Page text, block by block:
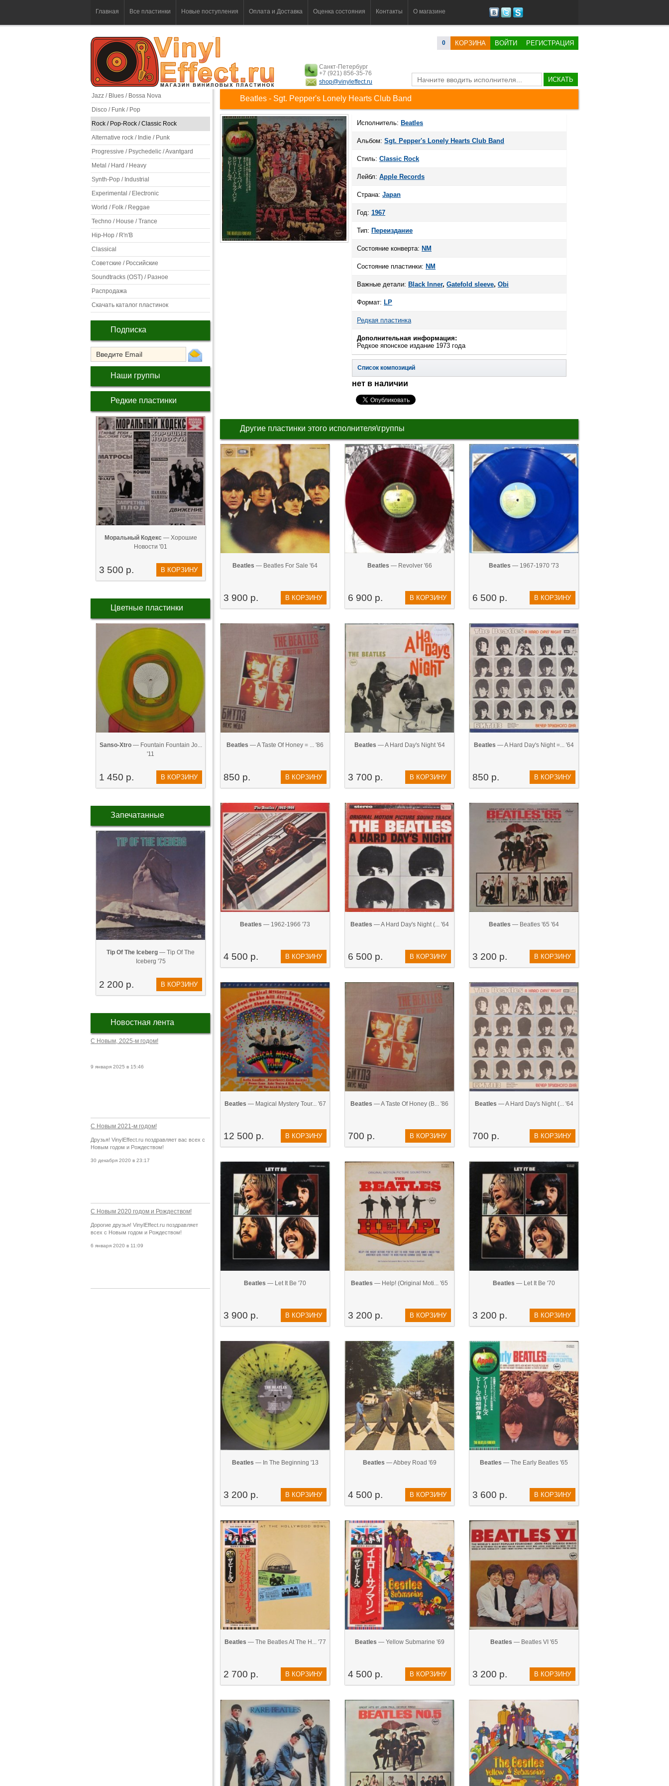
Главная Все пластинки Новые поступления Оплата и Доставка Оценка состояния Контакты О магазине
0 КОРЗИНА ВОЙТИ РЕГИСТРАЦИЯ
Санкт-Петербург
+7 (921) 856-35-76
shop@vinyleffect.ru
ИСКАТЬ
Jazz / Blues / Bossa Nova
Disco / Funk / Pop
Rock / Pop-Rock / Classic Rock
Alternative rock / Indie / Punk
Progressive / Psychedelic / Avantgard
Metal / Hard / Heavy
Synth-Pop / Industrial
Experimental / Electronic
World / Folk / Reggae
Techno / House / Trance
Hip-Hop / R'n'B
Classical
Советские / Российские
Soundtracks (OST) / Разное
Распродажа
Скачать каталог пластинок
Подписка
Наши группы
Редкие пластинки
Моральный Кодекс— Хорошие
Новости '01
3 500 р. В КОРЗИНУ
Цветные пластинки
Sanso-Xtro— Fountain Fountain Jo...
'11
1 450 р. В КОРЗИНУ
Запечатанные
Tip Of The Iceberg — Tip Of The
Iceberg '75
2 200 р. В КОРЗИНУ
Новостная лента
С Новым, 2025-м годом!
9 января 2025 в 15:46
С Новым 2021-м годом!
Друзья! VinylEffect.ru поздравляет вас всех с
Новым годом и Рождеством!
30 декабря 2020 в 23:17
С Новым 2020 годом и Рождеством!
Дорогие друзья! VinylEffect.ru поздравляет
всех с Новым годом и Рождеством!
6 января 2020 в 11:09
Beatles - Sgt. Pepper's Lonely Hearts Club Band
Исполнитель: Beatles
Альбом: Sgt. Pepper's Lonely Hearts Club Band
Стиль: Classic Rock
Лейбл: Apple Records
Страна: Japan
Год: 1967
Тип: Переиздание
Состояние конверта: NM
Состояние пластинки: NM
Важные детали: Black Inner, Gatefold sleeve, Оbi
Формат: LP
Редкая пластинка
Дополнительная информация:
Редкое японское издание 1973 года
Список композиций
нет в наличии
Другие пластинки этого исполнителя\группы
Beatles — Beatles For Sale '64
3 900 р. В КОРЗИНУ
Beatles — Revolver '66
6 900 р. В КОРЗИНУ
Beatles — 1967-1970 '73
6 500 р. В КОРЗИНУ
Beatles — A Taste Of Honey = ... '86
850 р. В КОРЗИНУ
Beatles — A Hard Day's Night '64
3 700 р. В КОРЗИНУ
Beatles — A Hard Day's Night =... '64
850 р. В КОРЗИНУ
Beatles — 1962-1966 '73
4 500 р. В КОРЗИНУ
Beatles — A Hard Day's Night (... '64
6 500 р. В КОРЗИНУ
Beatles — Beatles '65 '64
3 200 р. В КОРЗИНУ
Beatles — Magical Mystery Tour... '67
12 500 р. В КОРЗИНУ
Beatles — A Taste Of Honey (В... '86
700 р. В КОРЗИНУ
Beatles — A Hard Day's Night (... '64
700 р. В КОРЗИНУ
Beatles — Let It Be '70
3 900 р. В КОРЗИНУ
Beatles — Help! (Original Moti... '65
3 200 р. В КОРЗИНУ
Beatles — Let It Be '70
3 200 р. В КОРЗИНУ
Beatles — In The Beginning '13
3 200 р. В КОРЗИНУ
Beatles — Abbey Road '69
4 500 р. В КОРЗИНУ
Beatles — The Early Beatles '65
3 600 р. В КОРЗИНУ
Beatles — The Beatles At The H... '77
2 700 р. В КОРЗИНУ
Beatles — Yellow Submarine '69
4 500 р. В КОРЗИНУ
Beatles — Beatles VI '65
3 200 р. В КОРЗИНУ